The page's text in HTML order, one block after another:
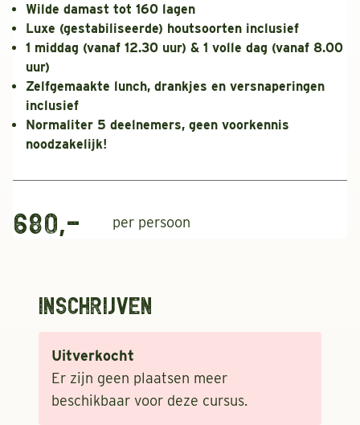
Wilde damast tot 160 lagen
Luxe (gestabiliseerde) houtsoorten inclusief
1 middag (vanaf 12.30 uur) & 1 volle dag (vanaf 8.00
uur)
Zelfgemaakte lunch, drankjes en versnaperingen
inclusief
Normaliter 5 deelnemers, geen voorkennis
noodzakelijk!
680,- per persoon
Inschrijven
Uitverkocht
Er zijn geen plaatsen meer
beschikbaar voor deze cursus.